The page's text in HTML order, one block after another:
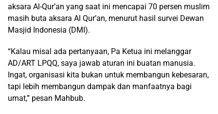
aksara Al-Qur’an yang saat ini mencapai 70 persen muslim
masih buta aksara Al Qur’an, menurut hasil survei Dewan
Masjid Indonesia (DMI).
“Kalau misal ada pertanyaan, Pa Ketua ini melanggar
AD/ART LPQQ, saya jawab aturan ini buatan manusia.
Ingat, organisasi kita bukan untuk membangun kebesaran,
tapi lebih membangun dampak dan manfaatnya bagi
umat,” pesan Mahbub.